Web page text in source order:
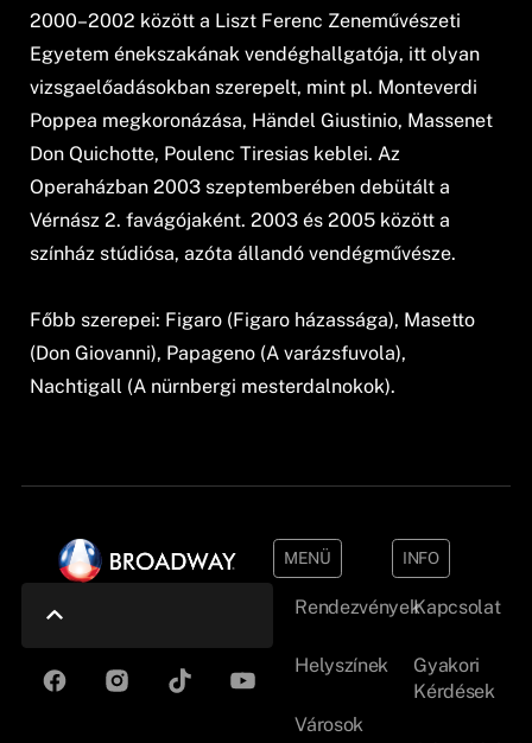
2000–2002 között a Liszt Ferenc Zeneművészeti
Egyetem énekszakának vendéghallgatója, itt olyan
vizsgaelőadásokban szerepelt, mint pl. Monteverdi
Poppea megkoronázása, Händel Giustinio, Massenet
Don Quichotte, Poulenc Tiresias keblei. Az
Operaházban 2003 szeptemberében debütált a
Vérnász 2. favágójaként. 2003 és 2005 között a
színház stúdiósa, azóta állandó vendégművésze.
Főbb szerepei: Figaro (Figaro házassága), Masetto
(Don Giovanni), Papageno (A varázsfuvola),
Nachtigall (A nürnbergi mesterdalnokok).
MENÜ
Rendezvények
Helyszínek
Városok
INFO
Kapcsolat
Gyakori
Kérdések